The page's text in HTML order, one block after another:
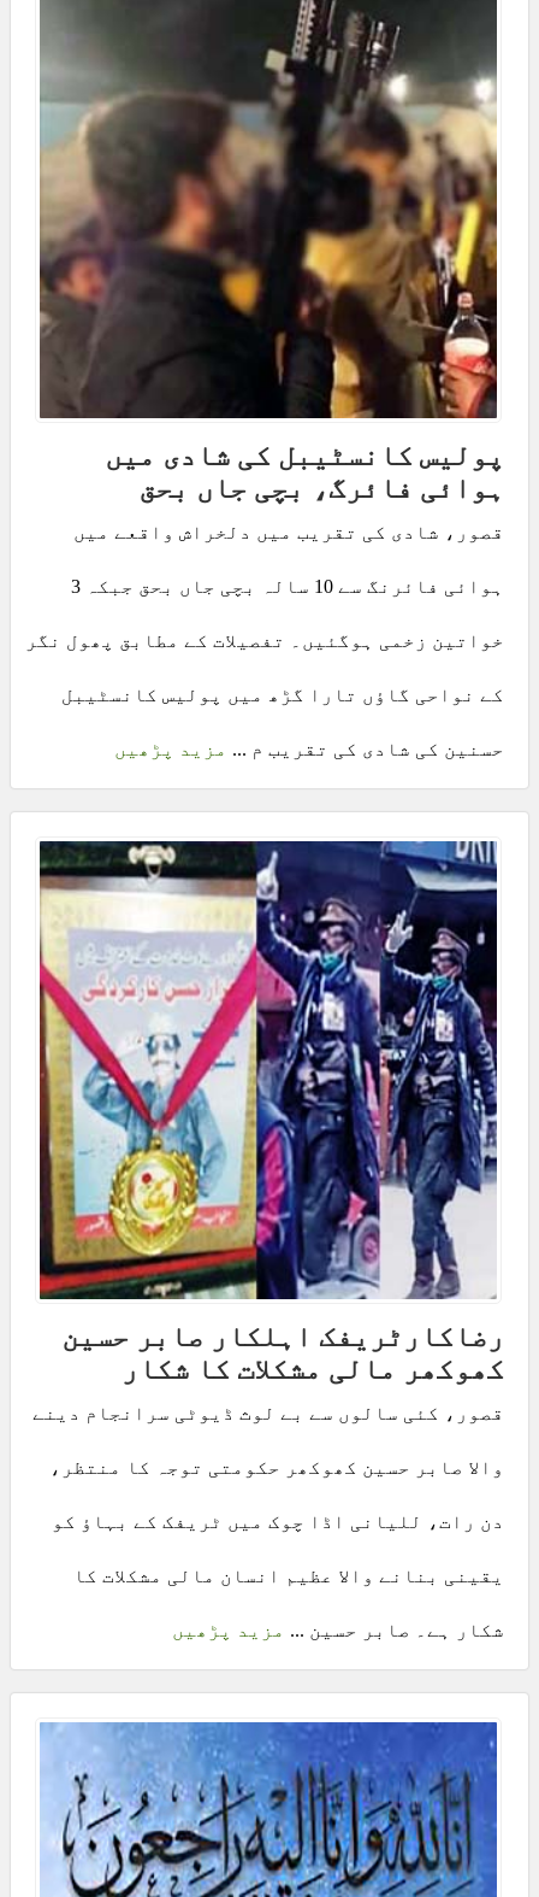
پولیس کانسٹیبل کی شادی میں
ہوائی فائرگ، بچی جاں بحق
قصور، شادی کی تقریب میں دلخراش واقعے میں
ہوائی فائرنگ سے 10 سالہ بچی جاں بحق جبکہ 3
خواتین زخمی ہوگئیں۔ تفصیلات کے مطابق پھول نگر
کے نواحی گاؤں تارا گڑھ میں پولیس کانسٹیبل
حسنین کی شادی کی تقریب م ... مزید پڑھیں
رضاکارٹریفک اہلکار صابر حسین
کھوکھر مالی مشکلات کا شکار
قصور، کئی سالوں سے بے لوث ڈیوٹی سرانجام دینے
والا صابر حسین کھوکھر حکومتی توجہ کا منتظر،
دن رات، للیانی اڈا چوک میں ٹریفک کے بہاؤ کو
یقینی بنانے والا عظیم انسان مالی مشکلات کا
شکار ہے۔ صابر حسین ... مزید پڑھیں